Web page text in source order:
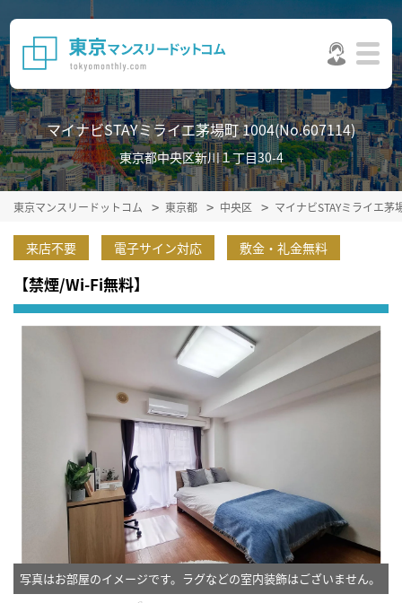
マイナビSTAYミライエ茅場町 1004(No.607114)
東京都中央区新川１丁目30-4
東京マンスリードットコム 東京都 中央区 マイナビSTAYミライエ茅
来店不要 電子サイン対応 敷金・礼金無料
【禁煙/Wi-Fi無料】
写真はお部屋のイメージです。ラグなどの室内装飾はございません。